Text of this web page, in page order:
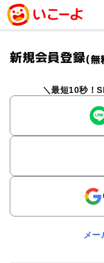
新規会員登録(無
最短10秒！
メー